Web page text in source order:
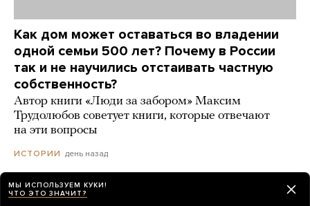
Как дом может оставаться во владении
одной семьи 500 лет? Почему в России
так и не научились отстаивать частную
собственность?
Автор книги «Люди за забором» Максим
Трудолюбов советует книги, которые отвечают
на эти вопросы
ИСТОРИИ день назад
МЫ ИСПОЛЬЗУЕМ КУКИ!
ЧТО ЭТО ЗНАЧИТ?